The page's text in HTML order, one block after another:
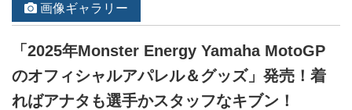
画像ギャラリー
「2025年Monster Energy Yamaha MotoGP
のオフィシャルアパレル＆グッズ」発売！着
ればアナタも選手かスタッフなキブン！